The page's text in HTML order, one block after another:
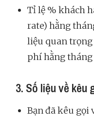
Tỉ lệ % khách
rate) hằng
liệu quan trọng
phí hằng
3. Số liệu về kêu
Bạn đã kêu gọi